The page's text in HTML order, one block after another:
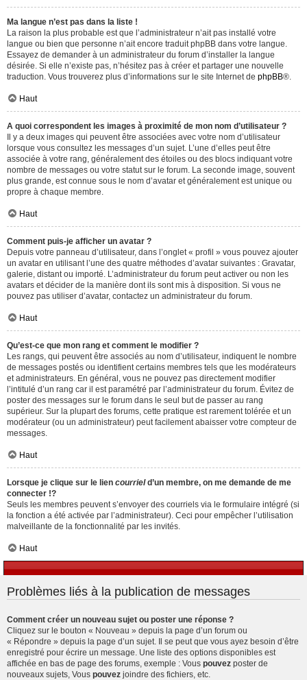
Ma langue n’est pas dans la liste !
La raison la plus probable est que l’administrateur n’ait pas installé votre
langue ou bien que personne n’ait encore traduit phpBB dans votre langue.
Essayez de demander à un administrateur du forum d’installer la langue
désirée. Si elle n’existe pas, n’hésitez pas à créer et partager une nouvelle
traduction. Vous trouverez plus d’informations sur le site Internet de phpBB®.
Haut
A quoi correspondent les images à proximité de mon nom d’utilisateur ?
Il y a deux images qui peuvent être associées avec votre nom d’utilisateur
lorsque vous consultez les messages d’un sujet. L’une d’elles peut être
associée à votre rang, généralement des étoiles ou des blocs indiquant votre
nombre de messages ou votre statut sur le forum. La seconde image, souvent
plus grande, est connue sous le nom d’avatar et généralement est unique ou
propre à chaque membre.
Haut
Comment puis-je afficher un avatar ?
Depuis votre panneau d’utilisateur, dans l’onglet « profil » vous pouvez ajouter
un avatar en utilisant l’une des quatre méthodes d’avatar suivantes : Gravatar,
galerie, distant ou importé. L’administrateur du forum peut activer ou non les
avatars et décider de la manière dont ils sont mis à disposition. Si vous ne
pouvez pas utiliser d’avatar, contactez un administrateur du forum.
Haut
Qu’est-ce que mon rang et comment le modifier ?
Les rangs, qui peuvent être associés au nom d’utilisateur, indiquent le nombre
de messages postés ou identifient certains membres tels que les modérateurs
et administrateurs. En général, vous ne pouvez pas directement modifier
l’intitulé d’un rang car il est paramétré par l’administrateur du forum. Évitez de
poster des messages sur le forum dans le seul but de passer au rang
supérieur. Sur la plupart des forums, cette pratique est rarement tolérée et un
modérateur (ou un administrateur) peut facilement abaisser votre compteur de
messages.
Haut
Lorsque je clique sur le lien courrield’un membre, on me demande de me
connecter !?
Seuls les membres peuvent s’envoyer des courriels via le formulaire intégré (si
la fonction a été activée par l’administrateur). Ceci pour empêcher l’utilisation
malveillante de la fonctionnalité par les invités.
Haut
Problèmes liés à la publication de messages
Comment créer un nouveau sujet ou poster une réponse ?
Cliquez sur le bouton « Nouveau » depuis la page d’un forum ou
« Répondre » depuis la page d’un sujet. Il se peut que vous ayez besoin d’être
enregistré pour écrire un message. Une liste des options disponibles est
affichée en bas de page des forums, exemple : Vous pouvez poster de
nouveaux sujets, Vous pouvez joindre des fichiers, etc.